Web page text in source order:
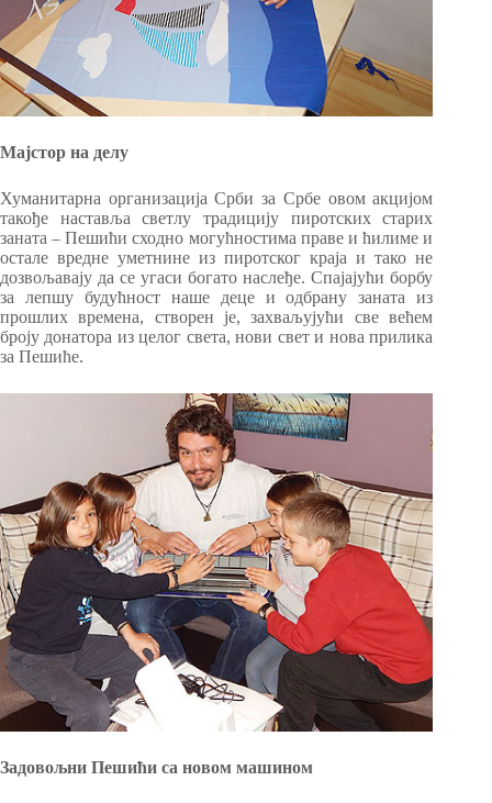
Мајстор на делу
Хуманитарна организација Срби за Србе овом акцијом
такође наставља светлу традицију пиротских старих
заната – Пешићи сходно могућностима праве и ћилиме и
остале вредне уметнине из пиротског краја и тако не
дозвољавају да се угаси богато наслеђе. Спајајући борбу
за лепшу будућност наше деце и одбрану заната из
прошлих времена, створен је, захваљујући све већем
броју донатора из целог света, нови свет и нова прилика
за Пешиће.
Задовољни Пешићи са новом машином